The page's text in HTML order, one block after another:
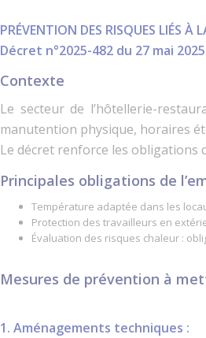
PRÉVENTION DES RISQUES LIÉS À
Décret n°2025-482 du 27 mai
Contexte
Le secteur de l’hôtellerie-
manutention physique, horaires
Le décret renforce les obligations
Principales obligations de
Température adaptée dans les
Protection des travailleurs en
Évaluation des risques chaleur :
Mesures de prévention à
1. Aménagements techniques :